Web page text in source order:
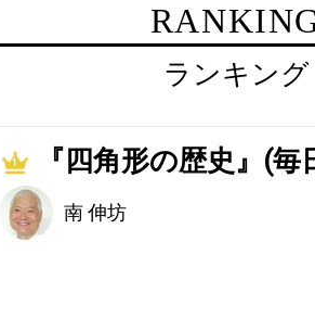
ランキング
1 『四角形の歴史』(毎
南 伸坊